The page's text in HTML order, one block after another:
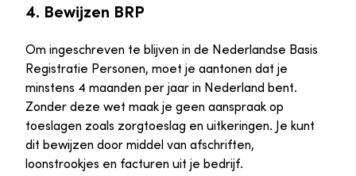
4. Bewijzen BRP
Om ingeschreven te blijven in de Nederlandse Basis
Registratie Personen, moet je aantonen dat je
minstens 4 maanden per jaar in Nederland bent.
Zonder deze wet maak je geen aanspraak op
toeslagen zoals zorgtoeslag en uitkeringen. Je kunt
dit bewijzen door middel van afschriften,
loonstrookjes en facturen uit je bedrijf.